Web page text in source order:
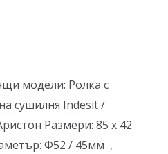
модели: Ролка с
сушилня Indesit /
Размери: 85 x 42
Ф52 / 45мм ,